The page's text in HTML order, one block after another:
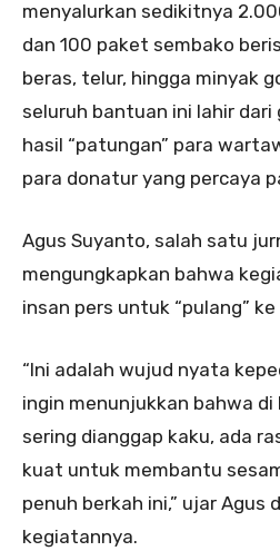
menyalurkan sedikitnya
dan 100 paket sembako
beras, telur, hingga minyak
seluruh bantuan ini lahir dari
hasil “patungan” para
para donatur yang percaya
Agus Suyanto, salah satu
mengungkapkan bahwa
insan pers untuk “pulang”
“Ini adalah wujud nyata
ingin menunjukkan bahwa
sering dianggap kaku, ada
kuat untuk membantu
penuh berkah ini,” ujar Agus
kegiatannya.